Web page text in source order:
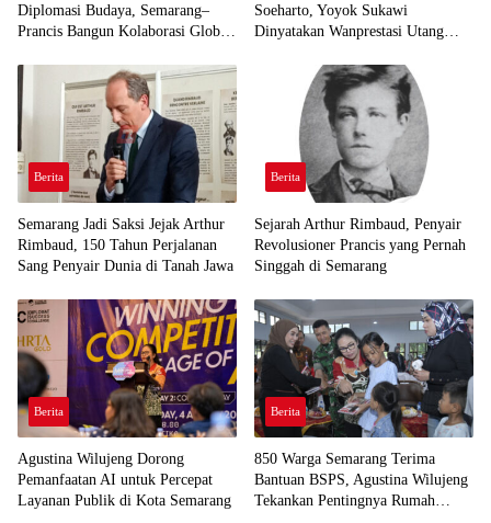
Diplomasi Budaya, Semarang–
Prancis Bangun Kolaborasi Global
Soeharto, Yoyok Sukawi
Dinyatakan Wanprestasi Utang
Berita
Semarang Jadi Saksi Jejak Arthur
Rimbaud, 150 Tahun Perjalanan
Sang Penyair Dunia di Tanah Jawa
Berita
Sejarah Arthur Rimbaud, Penyair
Revolusioner Prancis yang Pernah
Singgah di Semarang
Berita
Agustina Wilujeng Dorong
Pemanfaatan AI untuk Percepat
Layanan Publik di Kota Semarang
Berita
850 Warga Semarang Terima
Bantuan BSPS, Agustina Wilujeng
Tekankan Pentingnya Rumah